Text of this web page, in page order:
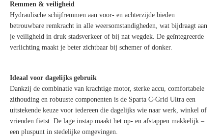
Remmen & veiligheid
Hydraulische schijfremmen aan voor- en achterzijde bieden
betrouwbare remkracht in alle weersomstandigheden, wat bijdraagt aan
je veiligheid in druk stadsverkeer of bij nat wegdek. De geïntegreerde
verlichting maakt je beter zichtbaar bij schemer of donker.
Ideaal voor dagelijks gebruik
Dankzij de combinatie van krachtige motor, sterke accu, comfortabele
zithouding en robuuste componenten is de Sparta C-Grid Ultra een
uitstekende keuze voor iedereen die dagelijks wie naar werk, winkel of
vrienden fietst. De lage instap maakt het op- en afstappen makkelijk –
een pluspunt in stedelijke omgevingen.